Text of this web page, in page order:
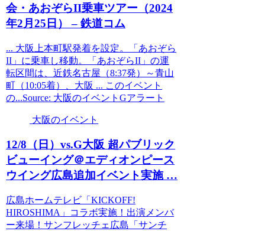
会・あおぞらII乗車ツアー（2024
年2月25日） – 鉄道コム
... 大阪上本町駅発着を設定。「あおぞら
II」に乗車し移動。「あおぞらII」の運
転区間は、近鉄名古屋（8:37発）～青山
町（10:05着）、大阪 ... このイベント
の...Source: 大阪のイベントGアラート
大阪のイベント
12/8（日）vs.G大阪 超パブリック
ビューイング＠エディオンピース
ウイング広島追加イベント実施 …
広島ホームテレビ「KICKOFF!
HIROSHIMA」コラボ実施！出演メンバ
ー来場！サンフレッチェ広島「サンチ